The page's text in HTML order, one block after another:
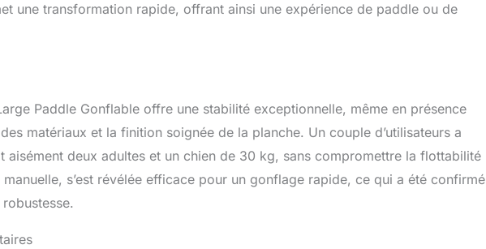
une transformation rapide, offrant ainsi une expérience de paddle ou de
Paddle Gonflable offre une stabilité exceptionnelle, même en présence
matériaux et la finition soignée de la planche. Un couple d’utilisateurs a
aisément deux adultes et un chien de 30 kg, sans compromettre la flottabilité
s’est révélée efficace pour un gonflage rapide, ce qui a été confirmé